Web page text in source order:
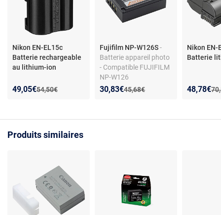
Nikon EN-EL15c
Batterie rechargeable
au lithium-ion
Ancien prix :
54,50€
Nouveau prix :
49,05€
Réduction de :
Fujifilm NP-W126S-
Batterie appareil photo
- Compatible FUJIFILM
NP-W126
Ancien prix :
45,68€
Nouveau prix :
30,83€
Réduction de :
Nikon EN-
Batterie
Nouveau
48,78€
Produits similaires